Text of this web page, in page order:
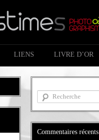
LIVRE D’OR
LIENS
Commentaires récents